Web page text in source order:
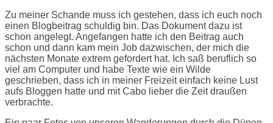
Zu meiner Schande muss ich gestehen, dass ich euch noch
einen Blogbeitrag schuldig bin. Das Dokument dazu ist
schon angelegt. Angefangen hatte ich den Beitrag auch
schon und dann kam mein Job dazwischen, der mich die
nächsten Monate extrem gefordert hat. Ich saß beruflich so
viel am Computer und habe Texte wie ein Wilde
geschrieben, dass ich in meiner Freizeit einfach keine Lust
aufs Bloggen hatte und mit Cabo lieber die Zeit draußen
verbrachte.